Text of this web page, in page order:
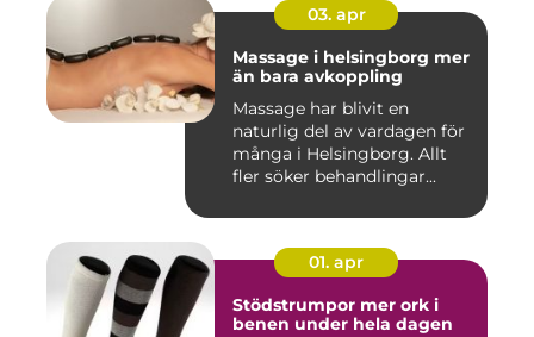
03. apr
Massage i helsingborg mer
än bara avkoppling
Massage har blivit en
naturlig del av vardagen för
många i Helsingborg. Allt
fler söker behandlingar...
01. apr
Stödstrumpor mer ork i
benen under hela dagen